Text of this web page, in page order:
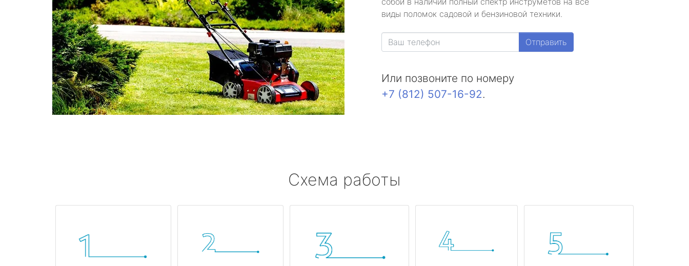
виды поломок садовой и бензиновой техники.
Отправить
Или позвоните по номеру
+7 (812) 507-16-92.
Схема работы